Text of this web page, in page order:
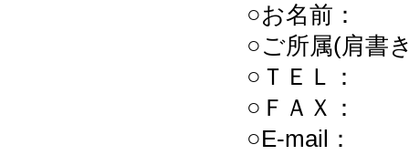
○お名前：
○ご所属(肩書
○ＴＥＬ：
○ＦＡＸ：
○E-mail：